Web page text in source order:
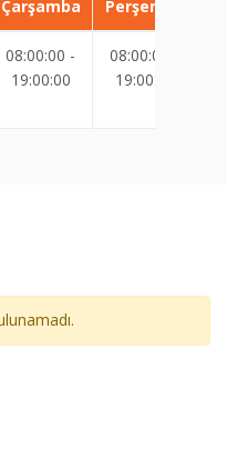
Çarşamba Perşembe
08:00:00 -
19:00:00
08:00:00 -
19:00:00